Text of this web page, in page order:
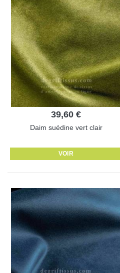
39,60 €
Daim suédine vert clair
VOIR